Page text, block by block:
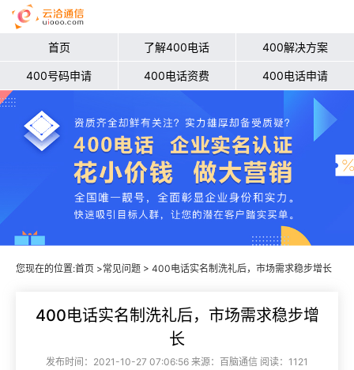
首页 了解400电话 400解决方案
400号码申请 400电话资费 400电话申请
您现在的位置:首页 >常见问题 > 400电话实名制洗礼后，市场需求稳步增长
400电话实名制洗礼后，市场需求稳步增
长
发布时间：2021-10-27 07:06:56 来源：百脑通信 阅读：1121